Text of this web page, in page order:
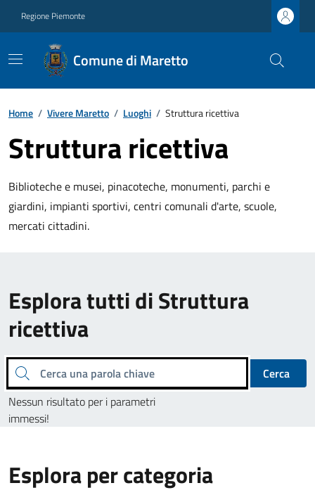
Regione Piemonte
Comune di Maretto
Home / Vivere Maretto / Luoghi / Struttura ricettiva
Struttura ricettiva
Biblioteche e musei, pinacoteche, monumenti, parchi e
giardini, impianti sportivi, centri comunali d'arte, scuole,
mercati cittadini.
Esplora tutti di Struttura
ricettiva
Cerca una parola chiave
Cerca
Nessun risultato per i parametri
immessi!
Esplora per categoria